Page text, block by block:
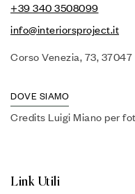
+39 340 3508099
info@interiorsproject.it
Corso Venezia, 73,
DOVE SIAMO
Credits Luigi Miano per
Link Utili